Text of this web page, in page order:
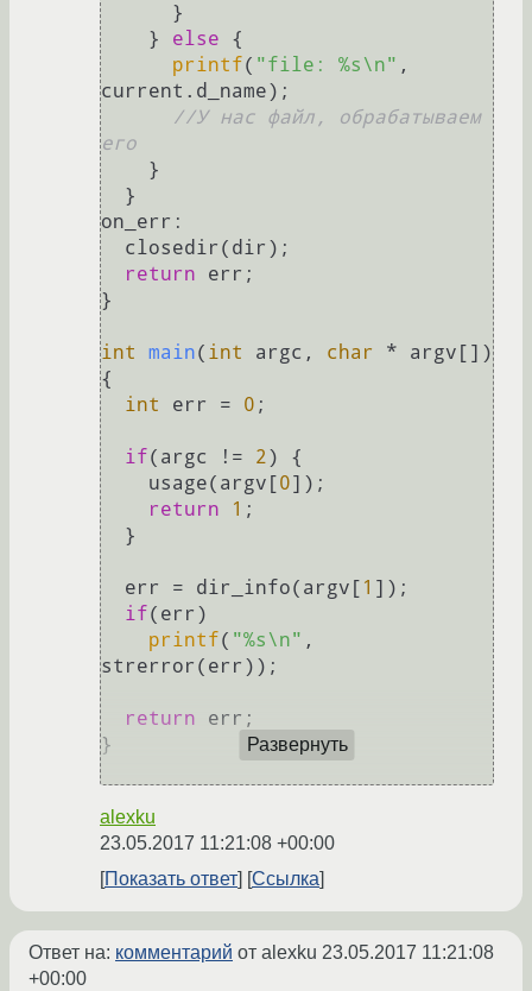
    }
else {
printf( "file: %s\n" ,
current.d_name);
//У нас файл, обрабатываем
его
on_err:
return err;
}
int main( int argc, char * argv[])
{
int
err = 0 ;
if(argc != 2) {
    usage(argv[
0]);
return
1 ;
  err = dir_info(argv[
1 ]);
if(err)
printf( "%s\n" ,
strerror(err));
return err;
}
Развернуть
alexku
23.05.2017 11:21:08 +00:00
Показать ответ
Ссылка
Ответ на: комментарий от alexku 23.05.2017 11:21:08
+00:00